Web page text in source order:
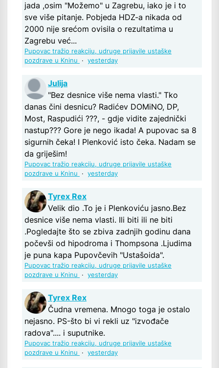
jada ,osim "Možemo" u Zagrebu, iako je i to
sve više pitanje. Pobjeda HDZ-a nikada od
2000 nije srećom ovisila o rezultatima u
Zagrebu već...
Pupovac tražio reakciju, udruge prijavile ustaške
pozdrave u Kninu
· yesterday
Julija
"Bez desnice više nema vlasti." Tko
danas čini desnicu? Radićev DOMiNO, DP,
Most, Raspudići ???, - gdje vidite zajednički
nastup??? Gore je nego ikada! A pupovac sa 8
sigurnih čeka! I Plenković isto čeka. Nadam se
da griješim!
Pupovac tražio reakciju, udruge prijavile ustaške
pozdrave u Kninu
· yesterday
Tyrex Rex
Velik dio .To je i Plenkoviću jasno.Bez
desnice više nema vlasti. Ili biti ili ne biti
.Pogledajte što se zbiva zadnjih godinu dana
počevši od hipodroma i Thompsona .Ljudima
je puna kapa Pupovčevih "Ustašoida".
Pupovac tražio reakciju, udruge prijavile ustaške
pozdrave u Kninu
· yesterday
Tyrex Rex
Čudna vremena. Mnogo toga je ostalo
nejasno. PS-što bi vi rekli uz "izvođače
radova".... i suputnike.
Pupovac tražio reakciju, udruge prijavile ustaške
pozdrave u Kninu
· yesterday